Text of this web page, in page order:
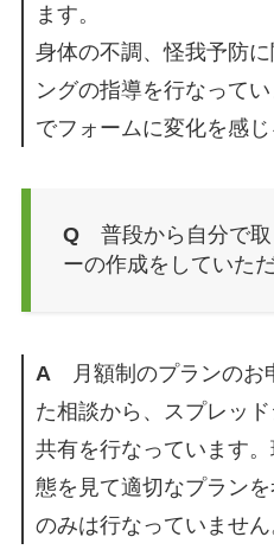
ます。
身体の不調、怪我予防
ングの指導を行なって
でフォームに変化を感じ
Q普段から自分で取
ーの作成をしていた
A月額制のプランのお
た相談から、スプレッ
共有を行なっています
態を見て適切なプラン
のみは行なっていません